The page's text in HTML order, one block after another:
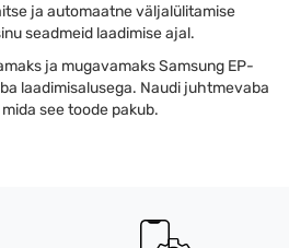
ja automaatne väljalülitamise
seadmeid laadimise ajal.
ja mugavamaks Samsung EP-
laadimisalusega. Naudi juhtmevaba
see toode pakub.